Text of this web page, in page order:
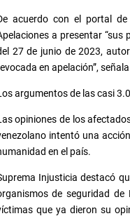
acuerdo con el portal
a presentar “sus
27 de junio de 2023,
en apelación”,
argumentos de las casi
opiniones de los
intentó una
en el país.
Injusticia destacó
de seguridad
que ya dieron su